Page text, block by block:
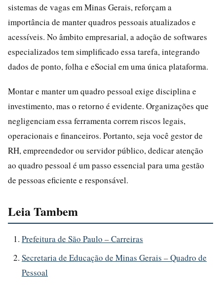
sistemas de vagas em Minas Gerais, reforçam a
importância de manter quadros pessoais atualizados e
acessíveis. No âmbito empresarial, a adoção de softwares
especializados tem simplificado essa tarefa, integrando
dados de ponto, folha e eSocial em uma única plataforma.
Montar e manter um quadro pessoal exige disciplina e
investimento, mas o retorno é evidente. Organizações que
negligenciam essa ferramenta correm riscos legais,
operacionais e financeiros. Portanto, seja você gestor de
RH, empreendedor ou servidor público, dedicar atenção
ao quadro pessoal é um passo essencial para uma gestão
de pessoas eficiente e responsável.
Leia Tambem
Prefeitura de São Paulo – Carreiras
Secretaria de Educação de Minas Gerais – Quadro de
Pessoal